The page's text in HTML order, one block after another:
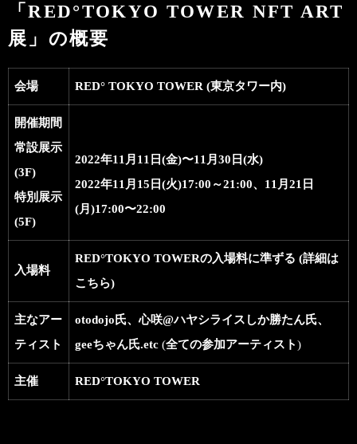
「RED°TOKYO TOWER NFT ART
展」の概要
会場 RED° TOKYO TOWER (東京タワー内)
開催期間
常設展示
(3F)
特別展示
(5F)
2022年11月11日(金)〜11月30日(水)
2022年11月15日(火)17:00～21:00、11月21日
(月)17:00〜22:00
入場料
RED°TOKYO TOWERの入場料に準ずる (詳細は
こちら)
主なアー
ティスト
otodojo 氏、心咲@ハヤシライスしか勝たん氏、
geeちゃん氏.etc (全ての参加アーティスト)
主催 RED°TOKYO TOWER